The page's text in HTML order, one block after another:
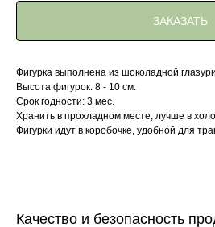
ЗАКАЗАТЬ
Фигурка выполнена из шоколадной
Высота фигурок: 8 - 10 см.
Срок годности: 3 мес.
Хранить в прохладном месте, лучше в
Фигурки идут в коробочке, удобной для
Качество и безопасность